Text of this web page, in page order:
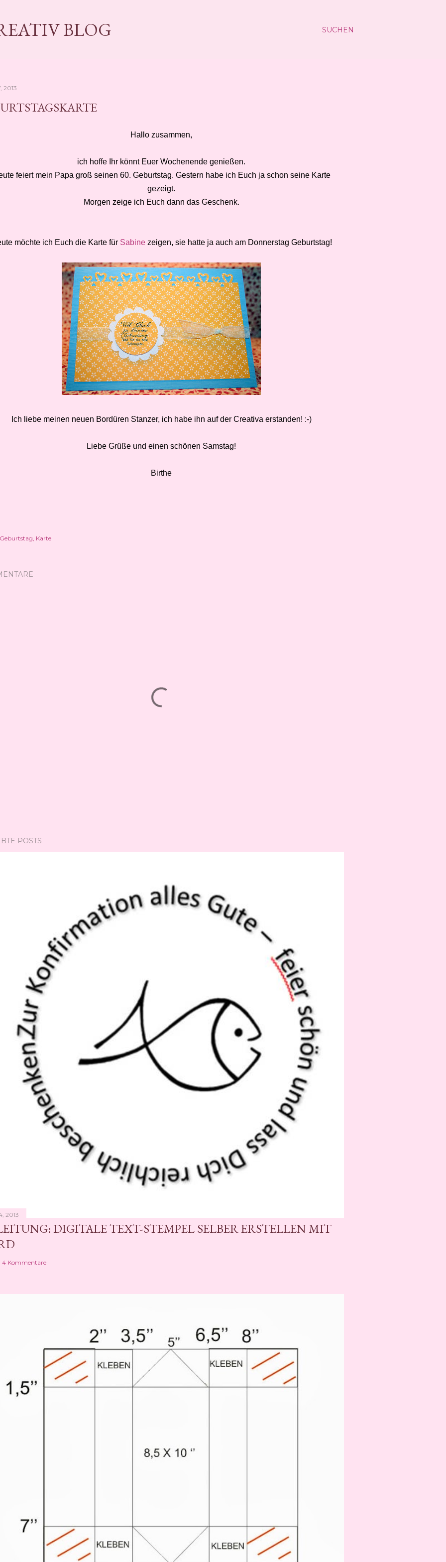
SUCHEN
BLOG
2013
Hallo zusammen,
ich hoffe Ihr könnt Euer Wochenende genießen.
feiert mein Papa groß seinen 60. Geburtstag. Gestern habe ich Euch ja schon seine Karte
gezeigt.
Morgen zeige ich Euch dann das Geschenk.
möchte ich Euch die Karte für Sabinezeigen, sie hatte ja auch am Donnerstag Geburtstag!
Ich liebe meinen neuen Bordüren Stanzer, ich habe ihn auf der Creativa erstanden! :-)
Liebe Grüße und einen schönen Samstag!
Birthe
Geburtstag Karte
POSTS
2013
DIGITALE TEXT-STEMPEL SELBER ERSTELLEN MIT
4 Kommentare